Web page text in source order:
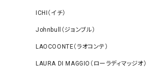
ICHI（イチ）
Johnbull（ジョンブル）
LAOCOONTE（ラオコンテ）
LAURA DI MAGGIO（ローラディマッジオ）